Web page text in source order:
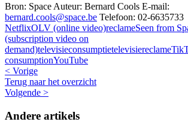
Bron: Space Auteur: Bernard Cools E-mail:
bernard.cools@space.be Telefoon: 02-6635733
NetflixOLV (online video)reclameSeen from
(subscription video on
demand)televisieconsumptietelevisiereclame
consumptionYouTube
< Vorige
Terug naar het overzicht
Volgende >
Andere artikels